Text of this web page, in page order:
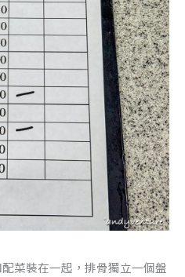
菜裝在一起，排骨獨立一個盤